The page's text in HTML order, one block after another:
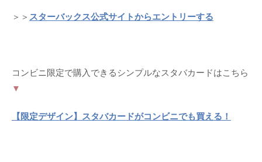
＞＞ スターバックス公式サイトからエントリーする
コンビニ限定で購入できるシンプルなスタバカードはこちら
▼
【限定デザイン】スタバカードがコンビニでも買える！